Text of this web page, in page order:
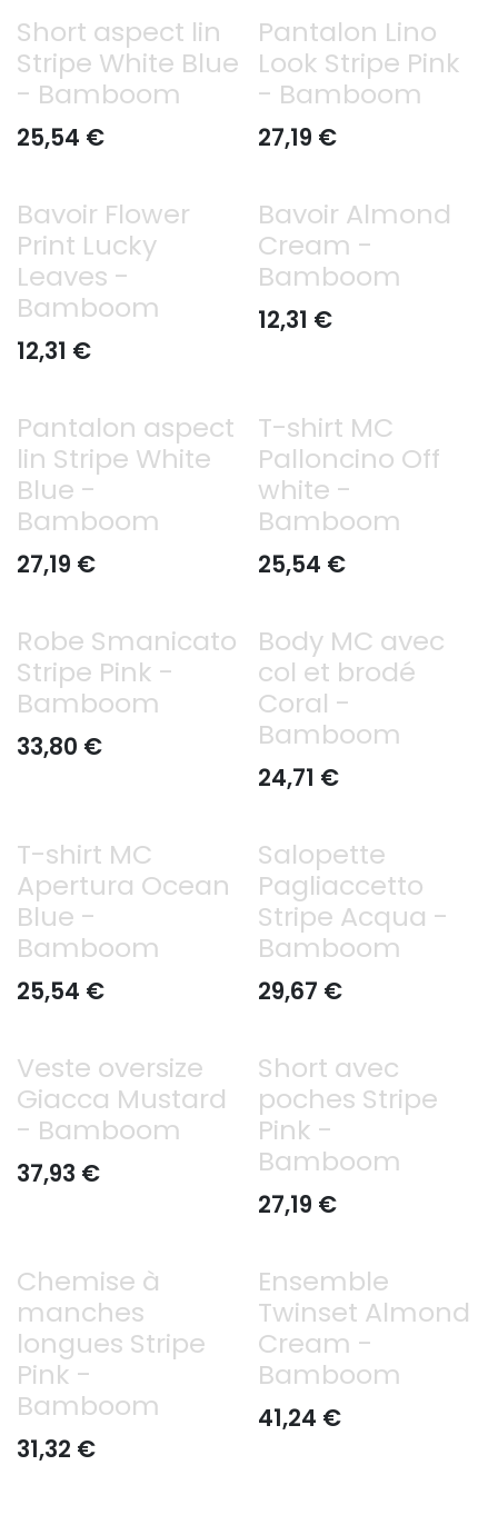
Short aspect lin
Stripe White Blue
- Bamboom
25,54 €
Pantalon Lino
Look Stripe Pink
- Bamboom
27,19 €
Bavoir Flower
Print Lucky
Leaves -
Bamboom
12,31 €
Bavoir Almond
Cream -
Bamboom
12,31 €
Pantalon aspect
lin Stripe White
Blue -
Bamboom
27,19 €
T-shirt MC
Palloncino Off
white -
Bamboom
25,54 €
Robe Smanicato
Stripe Pink -
Bamboom
33,80 €
Body MC avec
col et brodé
Coral -
Bamboom
24,71 €
T-shirt MC
Apertura Ocean
Blue -
Bamboom
25,54 €
Salopette
Pagliaccetto
Stripe Acqua -
Bamboom
29,67 €
Veste oversize
Giacca Mustard
- Bamboom
37,93 €
Short avec
poches Stripe
Pink -
Bamboom
27,19 €
Chemise à
manches
longues Stripe
Pink -
Bamboom
31,32 €
Ensemble
Twinset Almond
Cream -
Bamboom
41,24 €